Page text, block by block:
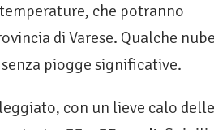
che potranno
di Varese. Qualche nube
piogge significative.
con un lieve calo delle